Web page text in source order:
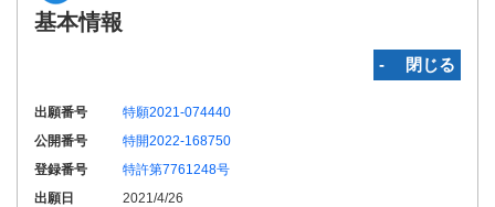
基本情報
‐ 閉じる
出願番号
特願2021-074440
公開番号
特開2022-168750
登録番号
特許第7761248号
出願日
2021/4/26